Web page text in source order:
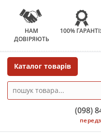
НАМ
ДОВІРЯЮТЬ
100%
Каталог товарів
(098)